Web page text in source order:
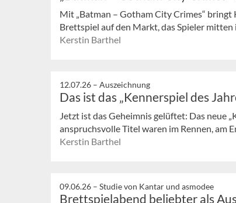
Mit „Batman – Gotham City Crimes“
Brettspiel auf den Markt, das Spieler
Kerstin Barthel
12.07.26 – Auszeichnung
Das ist das „Kennerspiel des
Jetzt ist das Geheimnis gelüftet: Das neue
anspruchsvolle Titel waren im Rennen, am
Kerstin Barthel
09.06.26 – Studie von Kantar und asmodee
Brettspielabend beliebter als